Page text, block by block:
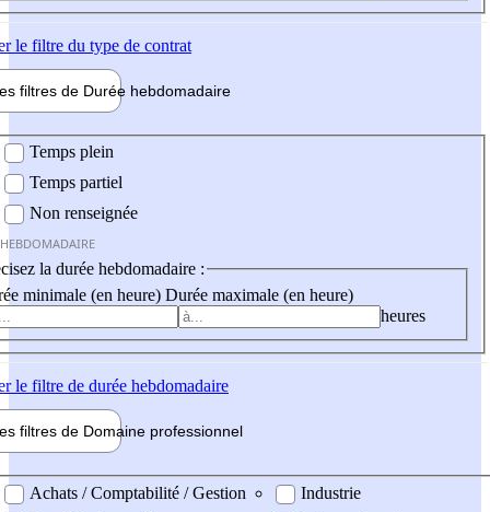
le filtre du type de contrat
filtres de Durée hebdomadaire
Temps plein
Temps partiel
Non renseignée
la durée hebdomadaire :
minimale (en heure) Durée maximale (en heure)
heures
le filtre de durée hebdomadaire
filtres de Domaine professionnel
professionel
Achats / Comptabilité / Gestion
Industrie